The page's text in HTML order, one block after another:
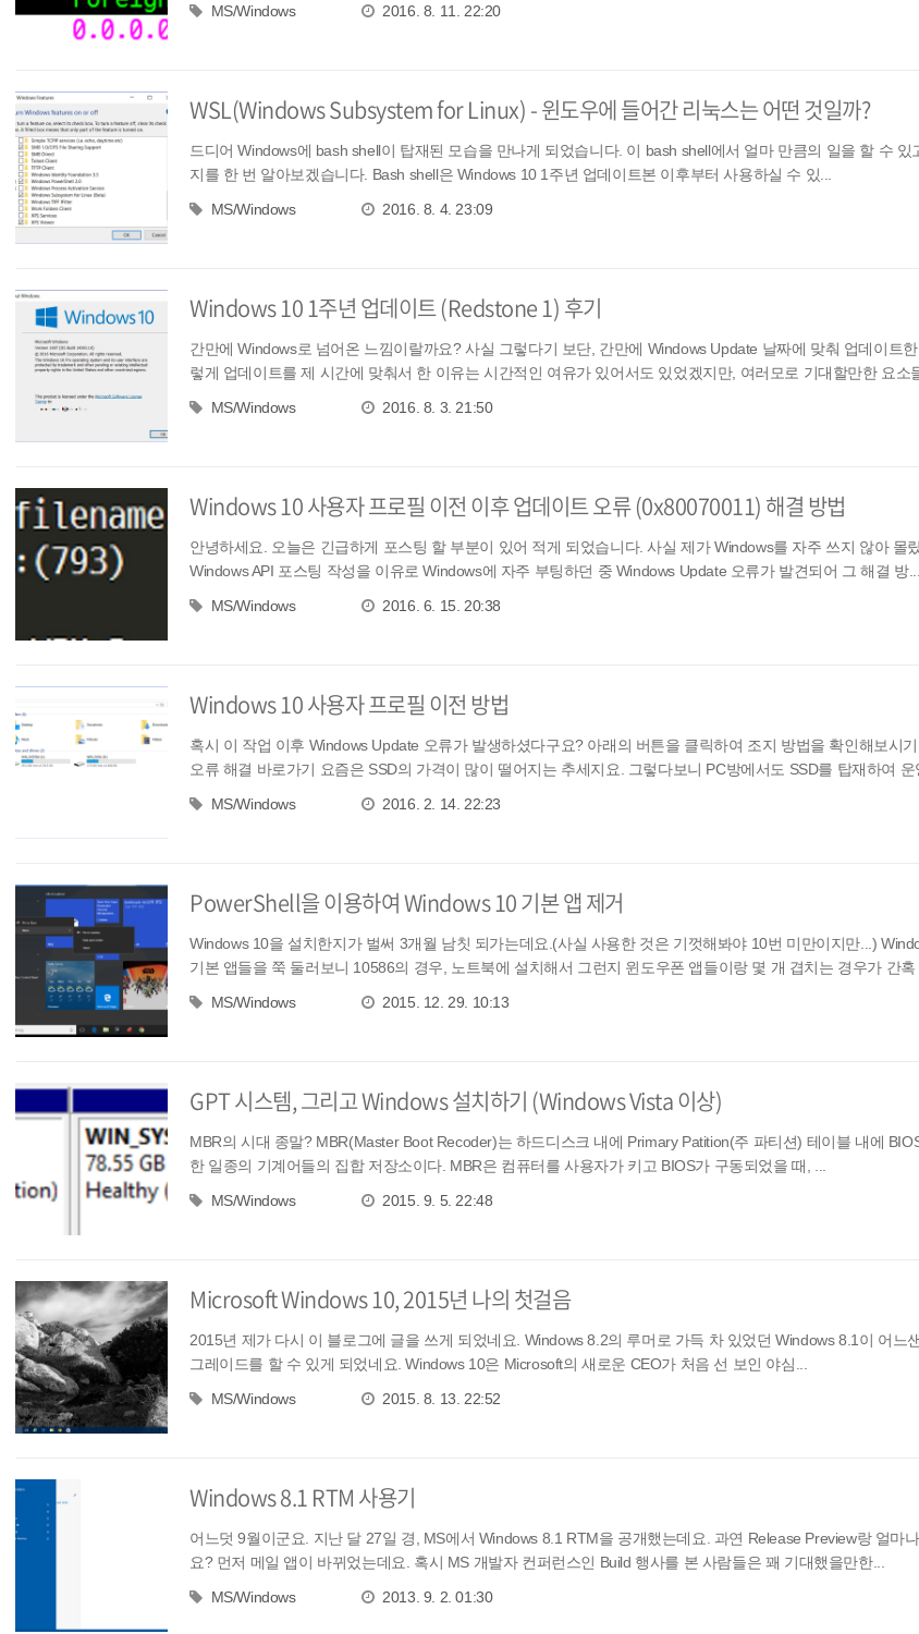
MS/Windows
2016. 8. 11. 22:20
WSL(Windows Subsystem for Linux) - 윈도우에 들어간 리눅스는 어떤 것일까?
드디어 Windows에 bash shell이 탑재된 모습을 만나게 되었습니다. 이 bash shell에서 얼마 만큼의 일을 할 수 있
지를 한 번 알아보겠습니다. Bash shell은 Windows 10 1주년 업데이트본 이후부터 사용하실 수 있...
MS/Windows
2016. 8. 4. 23:09
Windows 10 1주년 업데이트 (Redstone 1) 후기
간만에 Windows로 넘어온 느낌이랄까요? 사실 그렇다기 보단, 간만에 Windows Update 날짜에 맞춰 업데이트
렇게 업데이트를 제 시간에 맞춰서 한 이유는 시간적인 여유가 있어서도 있었겠지만, 여러모로 기대할만한 요소
MS/Windows
2016. 8. 3. 21:50
Windows 10 사용자 프로필 이전 이후 업데이트 오류 (0x80070011) 해결 방법
안녕하세요. 오늘은 긴급하게 포스팅 할 부분이 있어 적게 되었습니다. 사실 제가 Windows를 자주 쓰지 않아 몰
Windows API 포스팅 작성을 이유로 Windows에 자주 부팅하던 중 Windows Update 오류가 발견되어 그 해결 방...
MS/Windows
2016. 6. 15. 20:38
Windows 10 사용자 프로필 이전 방법
혹시 이 작업 이후 Windows Update 오류가 발생하셨다구요? 아래의 버튼을 클릭하여 조지 방법을 확인해보시
오류 해결 바로가기 요즘은 SSD의 가격이 많이 떨어지는 추세지요. 그렇다보니 PC방에서도 SSD를 탑재하여 운
MS/Windows
2016. 2. 14. 22:23
PowerShell을 이용하여 Windows 10 기본 앱 제거
Windows 10을 설치한지가 벌써 3개월 남칫 되가는데요.(사실 사용한 것은 기껏해봐야 10번 미만이지만...)
기본 앱들을 쭉 둘러보니 10586의 경우, 노트북에 설치해서 그런지 윈도우폰 앱들이랑 몇 개 겹치는 경우가 간혹
MS/Windows
2015. 12. 29. 10:13
GPT 시스템, 그리고 Windows 설치하기 (Windows Vista 이상)
MBR의 시대 종말? MBR(Master Boot Recoder)는 하드디스크 내에 Primary Patition(주 파티션) 테이블 내에
한 일종의 기계어들의 집합 저장소이다. MBR은 컴퓨터를 사용자가 키고 BIOS가 구동되었을 때, ...
MS/Windows
2015. 9. 5. 22:48
Microsoft Windows 10, 2015년 나의 첫걸음
2015년 제가 다시 이 블로그에 글을 쓰게 되었네요. Windows 8.2의 루머로 가득 차 있었던 Windows 8.1이 어느
그레이드를 할 수 있게 되었네요. Windows 10은 Microsoft의 새로운 CEO가 처음 선 보인 야심...
MS/Windows
2015. 8. 13. 22:52
Windows 8.1 RTM 사용기
어느덧 9월이군요. 지난 달 27일 경, MS에서 Windows 8.1 RTM을 공개했는데요. 과연 Release Preview랑 얼마
요? 먼저 메일 앱이 바뀌었는데요. 혹시 MS 개발자 컨퍼런스인 Build 행사를 본 사람들은 꽤 기대했을만한...
MS/Windows
2013. 9. 2. 01:30